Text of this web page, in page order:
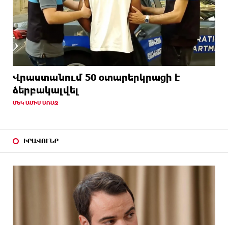
Վրաստանում 50 օտարերկրացի է
ձերբակալվել
ՄԵԿ ԱՄԻՍ ԱՌԱՋ
ԻՐԱՎՈՒՆՔ